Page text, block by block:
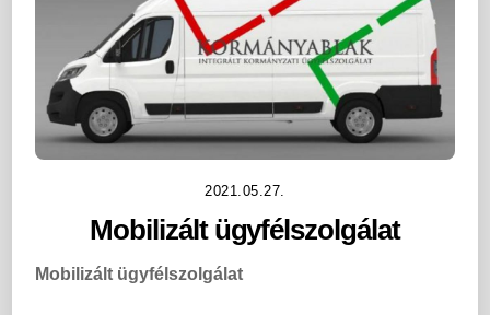
2021.05.27.
Mobilizált ügyfélszolgálat
Mobilizált ügyfélszolgálat